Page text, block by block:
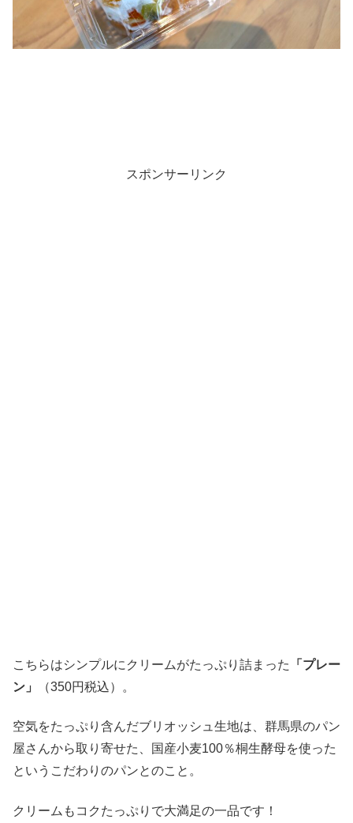
スポンサーリンク
こちらはシンプルにクリームがたっぷり詰まった
「プレー
ン」
（350円税込）。
空気をたっぷり含んだブリオッシュ生地は、群馬県のパン
屋さんから取り寄せた、国産小麦100％桐生酵母を使った
というこだわりのパンとのこと。
クリームもコクたっぷりで大満足の一品です！